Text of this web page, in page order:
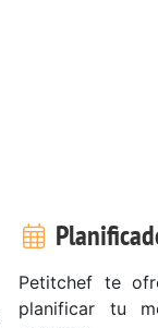
Petitchef te
planificar tu